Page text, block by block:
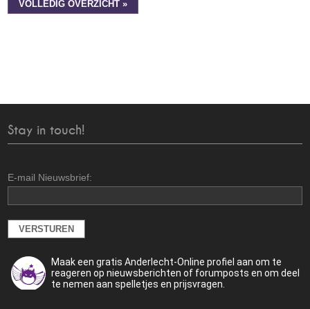
VOLLEDIG OVERZICHT »
Stay in touch!
E-mail Nieuwsbrief:
Maak een gratis Anderlecht-Online profiel aan om te
reageren op nieuwsberichten of forumposts en om deel
te nemen aan spelletjes en prijsvragen.